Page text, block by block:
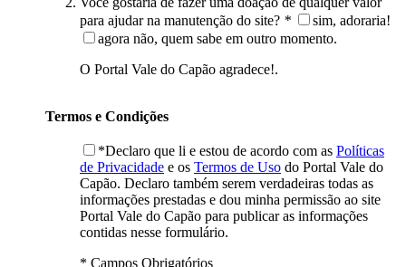
para ajudar na manutenção do site? *
sim, adoraria!
agora não, quem sabe em outro momento.
O Portal Vale do Capão agradece!.
Termos e Condições
*Declaro que li e estou de acordo com as Políticas
de Privacidade e os Termos de Uso do Portal Vale do
Capão. Declaro também serem verdadeiras todas as
informações prestadas e dou minha permissão ao site
Portal Vale do Capão para publicar as informações
contidas nesse formulário.
* Campos Obrigatórios